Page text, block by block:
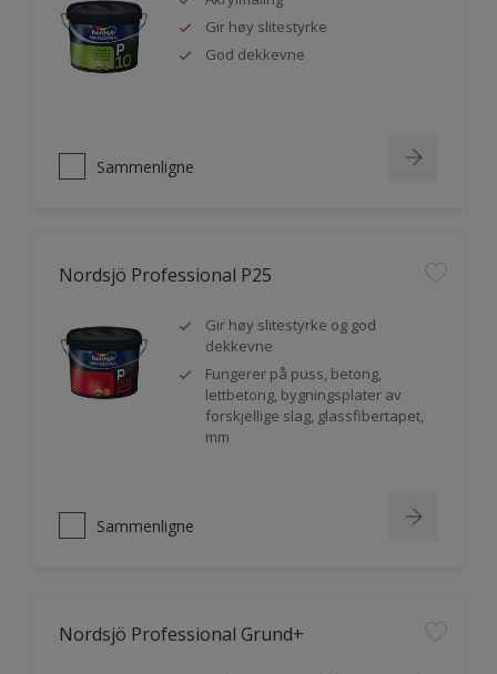
Gir høy slitestyrke
God dekkevne
Sammenligne
Nordsjö Professional P25
Gir høy slitestyrke og god
dekkevne
Fungerer på puss, betong,
lettbetong, bygningsplater av
forskjellige slag, glassfibertapet,
mm
Sammenligne
Nordsjö Professional Grund+